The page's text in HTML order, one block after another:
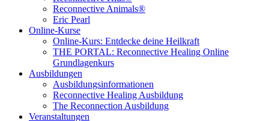
Reconnective Animals®
Eric Pearl
Online-Kurse
Online-Kurs: Entdecke deine Heilkraft
THE PORTAL: Reconnective Healing Online
Grundlagenkurs
Ausbildungen
Ausbildungsinformationen
Reconnective Healing Ausbildung
The Reconnection Ausbildung
Veranstaltungen